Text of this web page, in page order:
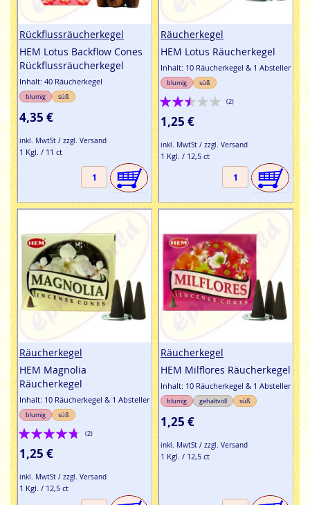
Rückflussräucherkegel
HEM Lotus Backflow Cones
Rückflussräucherkegel
Inhalt: 40 Räucherkegel
blumig süß
4,35 €
inkl. MwtSt / zzgl. Versand
1 Kgl. / 11 ct
Räucherkegel
HEM Lotus Räucherkegel
Inhalt: 10 Räucherkegel & 1 Absteller
blumig süß
Bewertung:
50%
(2)
1,25 €
inkl. MwtSt / zzgl. Versand
1 Kgl. / 12,5 ct
Räucherkegel
HEM Magnolia
Räucherkegel
Inhalt: 10 Räucherkegel & 1 Absteller
blumig süß
Bewertung:
90%
(2)
1,25 €
inkl. MwtSt / zzgl. Versand
1 Kgl. / 12,5 ct
Räucherkegel
HEM Milflores Räucherkegel
Inhalt: 10 Räucherkegel & 1 Absteller
blumig gehaltvoll süß
1,25 €
inkl. MwtSt / zzgl. Versand
1 Kgl. / 12,5 ct